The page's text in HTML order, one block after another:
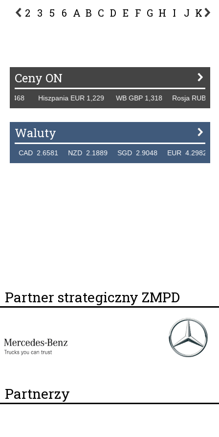
2 3 5 6 A B C D E F G H I J K L
Ceny ON
Hiszpania EUR 1,229 WB GBP 1,318 Rosja RUB
Waluty
2.6581 NZD 2.1889 SGD 2.9048 EUR 4.2982
Partner strategiczny ZMPD
Partnerzy